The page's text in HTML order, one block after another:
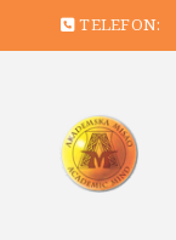
TELEFON: